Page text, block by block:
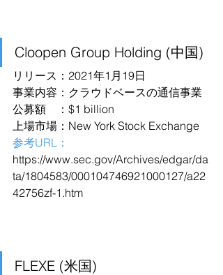
Cloopen Group Holding (中国)
リリース：2021年1月19日
事業内容：クラウドベースの通信事業
公募額　：$1 billion
上場市場：New York Stock Exchange
参考URL：
https://www.sec.gov/Archives/edgar/da
ta/1804583/000104746921000127/a22
42756zf-1.htm
FLEXE (米国)